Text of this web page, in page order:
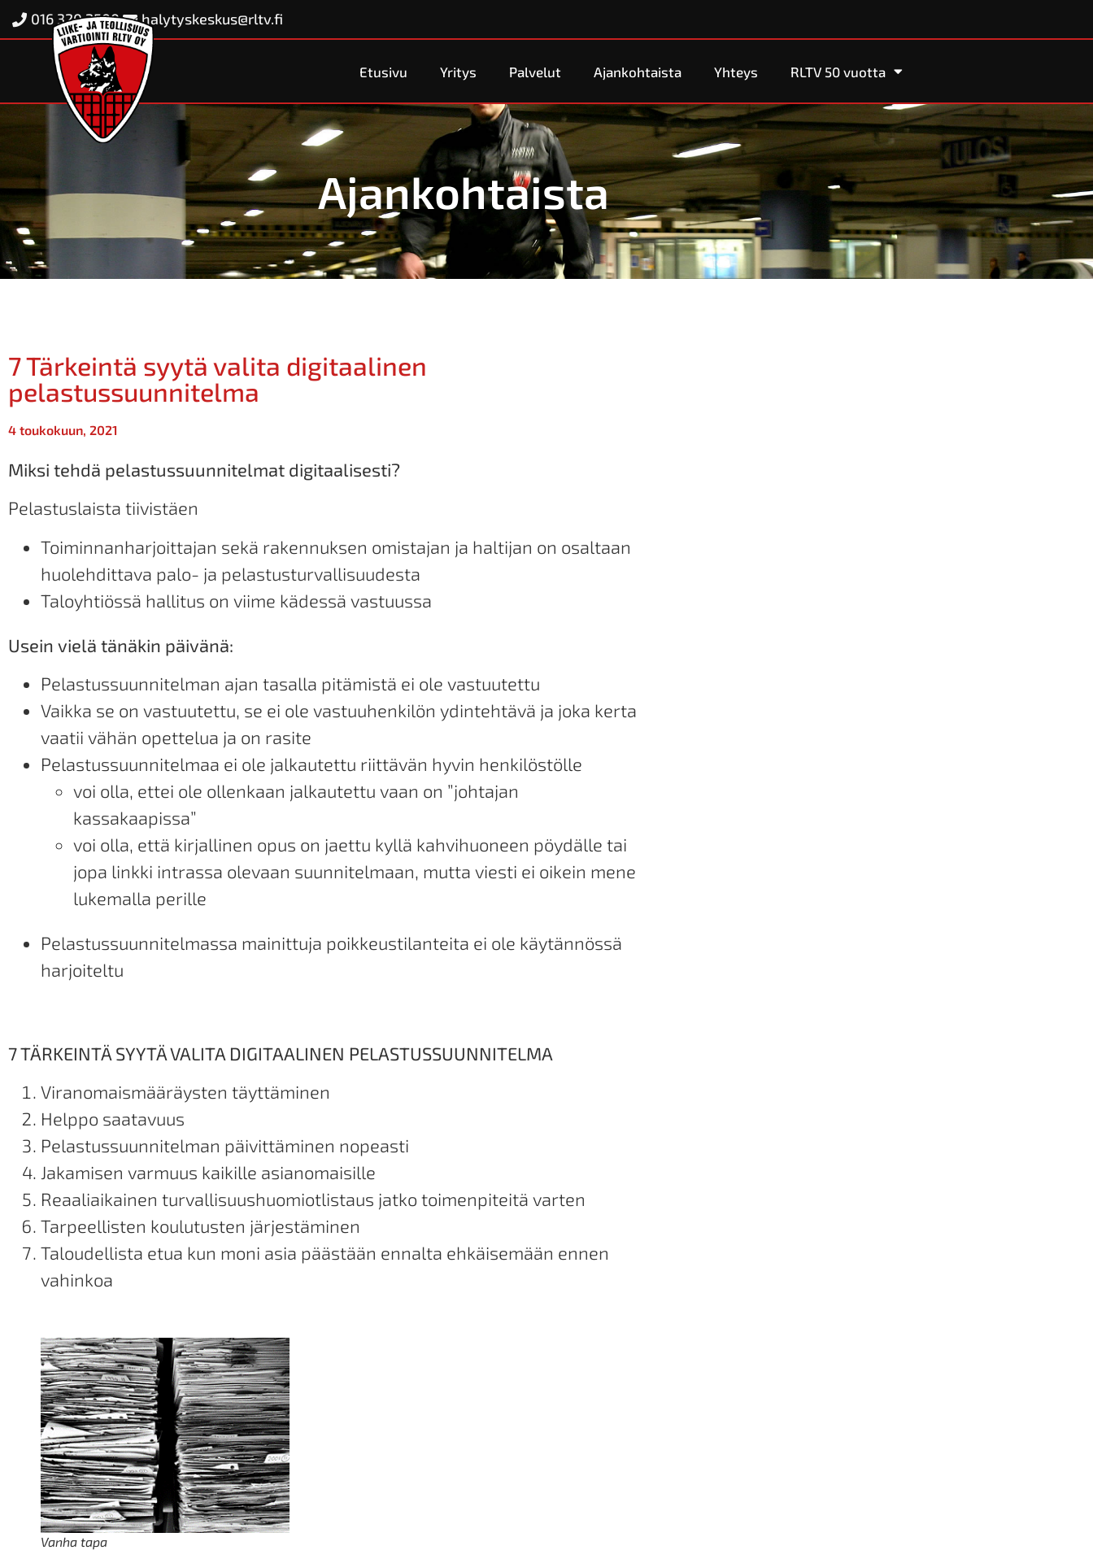
016 320 2500 halytyskeskus@rltv.fi
Etusivu Yritys Palvelut Ajankohtaista Yhteys RLTV 50 vuotta
Ajankohtaista
7 Tärkeintä syytä valita digitaalinen
pelastussuunnitelma
4 toukokuun, 2021
Miksi tehdä pelastussuunnitelmat digitaalisesti?
Pelastuslaista tiivistäen
Toiminnanharjoittajan sekä rakennuksen omistajan ja haltijan on osaltaan
huolehdittava palo- ja pelastusturvallisuudesta
Taloyhtiössä hallitus on viime kädessä vastuussa
Usein vielä tänäkin päivänä:
Pelastussuunnitelman ajan tasalla pitämistä ei ole vastuutettu
Vaikka se on vastuutettu, se ei ole vastuuhenkilön ydintehtävä ja joka kerta
vaatii vähän opettelua ja on rasite
Pelastussuunnitelmaa ei ole jalkautettu riittävän hyvin henkilöstölle
voi olla, ettei ole ollenkaan jalkautettu vaan on ”johtajan
kassakaapissa”
voi olla, että kirjallinen opus on jaettu kyllä kahvihuoneen pöydälle tai
jopa linkki intrassa olevaan suunnitelmaan, mutta viesti ei oikein mene
lukemalla perille
Pelastussuunnitelmassa mainittuja poikkeustilanteita ei ole käytännössä
harjoiteltu
7 TÄRKEINTÄ SYYTÄ VALITA DIGITAALINEN PELASTUSSUUNNITELMA
Viranomaismääräysten täyttäminen
Helppo saatavuus
Pelastussuunnitelman päivittäminen nopeasti
Jakamisen varmuus kaikille asianomaisille
Reaaliaikainen turvallisuushuomiotlistaus jatko toimenpiteitä varten
Tarpeellisten koulutusten järjestäminen
Taloudellista etua kun moni asia päästään ennalta ehkäisemään ennen
vahinkoa
Vanha tapa